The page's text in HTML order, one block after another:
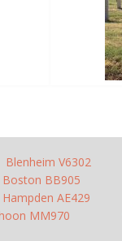
Blenheim V6302
Boston BB905
Hampden AE429
MM970